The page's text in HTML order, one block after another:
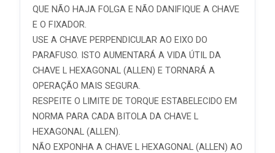
QUE NÃO HAJA FOLGA E NÃO DANIFIQUE A CHAVE
E O FIXADOR.
USE A CHAVE PERPENDICULAR AO EIXO DO
PARAFUSO. ISTO AUMENTARÁ A VIDA ÚTIL DA
CHAVE L HEXAGONAL (ALLEN) E TORNARÁ A
OPERAÇÃO MAIS SEGURA.
RESPEITE O LIMITE DE TORQUE ESTABELECIDO EM
NORMA PARA CADA BITOLA DA CHAVE L
HEXAGONAL (ALLEN).
NÃO EXPONHA A CHAVE L HEXAGONAL (ALLEN) AO